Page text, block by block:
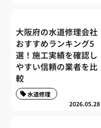
大阪府の水道修理会社
おすすめランキング5
選！施工実績を確認し
やすい信頼の業者を比
較
2026.05.28
水道修理